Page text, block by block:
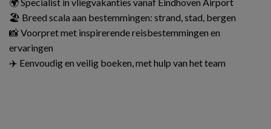
🏖️ Breed scala aan bestemmingen: strand, stad, bergen
📸 Voorpret met inspirerende reisbestemmingen en
ervaringen
✈️ Eenvoudig en veilig boeken, met hulp van het team